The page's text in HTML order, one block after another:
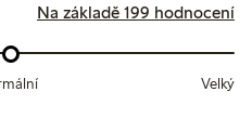
Na základě 199 hodnocení
Velký